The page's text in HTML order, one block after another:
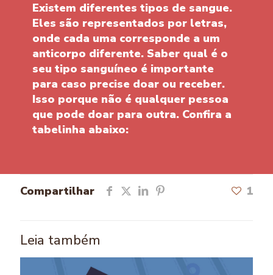
Existem diferentes tipos de sangue.
Eles são representados por letras,
onde cada uma corresponde a um
anticorpo diferente. Saber qual é o
seu tipo sanguíneo é importante
para caso precise doar ou receber.
Isso porque não é qualquer pessoa
que pode doar para outra. Confira a
tabelinha abaixo:
Compartilhar 1
Leia também